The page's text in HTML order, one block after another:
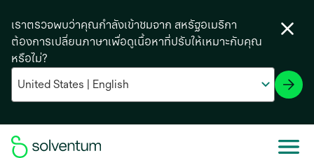
เราตรวจพบว่าคุณกำลังเข้าชมจาก สหรัฐอเมริกา
ต้องการเปลี่ยนภาษาเพื่อดูเนื้อหาที่ปรับให้เหมาะกับคุณ
หรือไม่?